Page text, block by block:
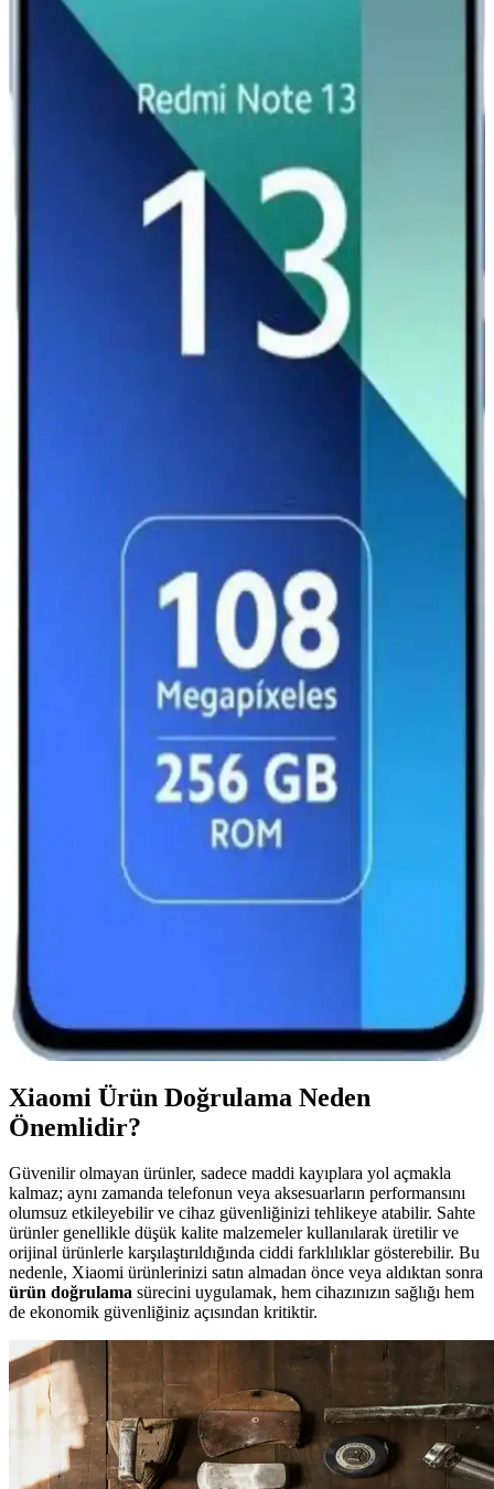
Redmi Note 11 Pro ve Redmi Note 12 Pro
Karşılaştırması: Özellikler ve Farklar
Redmi Note 11 Pro ve Redmi Note 12 Pro modellerinin tasarım,
performans, kamera ve batarya özelliklerini karşılaştırıyoruz. Hangi
modelin ihtiyaçlarınıza uygun olduğunu belirlemenize yardımcı olur.
Xiaomi Redmi Serisi Akıllı Telefonlar Güncel
Özellikler ve Kullanım Alanları
Xiaomi Redmi serisi, uygun fiyatlı ve yüksek performanslı akıllı
telefonlar olup, özellikle gençler ve bütçe dostu kullanıcılar için ideal
seçenekler sunar. Güncel teknolojik özellikleri ve kullanım
Redmi 13 ve Xiaomi 13 Karşılaştırması: Hangi
Model Sizin İçin Daha Uygun
Redmi 13 uygun fiyatlı ve temel ihtiyaçlara yönelikken, Xiaomi 13
gelişmiş özellikler ve yüksek performans sunar. Hangi model sizin
Redmi Note 11 ve Note 9 Pro Karşılaştırması: Hangi
Redmi Note 11 ve Note 9 Pro modellerinin tasarım, performans,
batarya ve kamera özellikleri detaylı karşılaştırmasıyla hangi
telefonun ihtiyaçlarınıza daha uygun olduğunu öğrenin.
Xiaomi Pad 7 ve ESIM Teknolojisiyle Geleceğin
Mobil Bağlantı Çözümleri
Xiaomi Pad 7, ESIM teknolojisi sayesinde fiziksel SIM ihtiyacını
ortadan kaldırarak kullanıcılarına kolay ve güvenli bağlantı imkanı
Redmi 12 Pro Teknik Özellikleri ve Piyasa Konumu
Hakkında Güncel Bilgiler
Redmi 12 Pro'nun tasarımı, ekranı, performansı ve kamera
özellikleri hakkında genel bilgiler ve beklentiler. Güncel detaylar
için resmi kaynaklar takip edilmeli.
Model Size Uygun ve Hangi Özellikler Öne Çıkıyor?
Redmi 13 ve Redmi 14 modellerinin tasarım, performans ve kamera
özellikleri karşılaştırmasıyla, bütçenize ve kullanım alışkanlıklarınıza
en uygun akıllı telefonu seçin.
Xiaomi Ürün Doğrulama Neden
Önemlidir?
Güvenilir olmayan ürünler, sadece maddi kayıplara yol açmakla
kalmaz; aynı zamanda telefonun veya aksesuarların performansını
olumsuz etkileyebilir ve cihaz güvenliğinizi tehlikeye atabilir. Sahte
ürünler genellikle düşük kalite malzemeler kullanılarak üretilir ve
orijinal ürünlerle karşılaştırıldığında ciddi farklılıklar gösterebilir. Bu
nedenle, Xiaomi ürünlerinizi satın almadan önce veya aldıktan sonra
ürün doğrulama sürecini uygulamak, hem cihazınızın sağlığı hem
de ekonomik güvenliğiniz açısından kritiktir.